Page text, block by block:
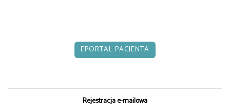
EPORTAL PACJENTA
Rejestracja e-mailowa